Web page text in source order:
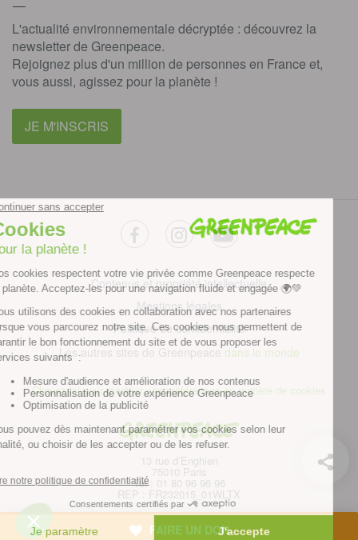
FAIRE UN DON
L'actualité environnementale décryptée : découvrez la
newsletter de Greenpeace.
Rejoignez plus d'un million de personnes en France et,
vous aussi, agissez pour la planète !
JE M'INSCRIS
facebookinstagramyoutube
Contenus et propriété intellectuelle
Mentions légales
Politique de confidentialité
Les autres sites de Greenpeace dans le monde
Cliquez-ici pour modifier vos préférences en matière de cookies
Greenpeace
13 rue d’Enghien
75010 Paris
Tel : 01 80 96 96 96
REP : FR232015_01WLTX
© Greenpeace France 2026